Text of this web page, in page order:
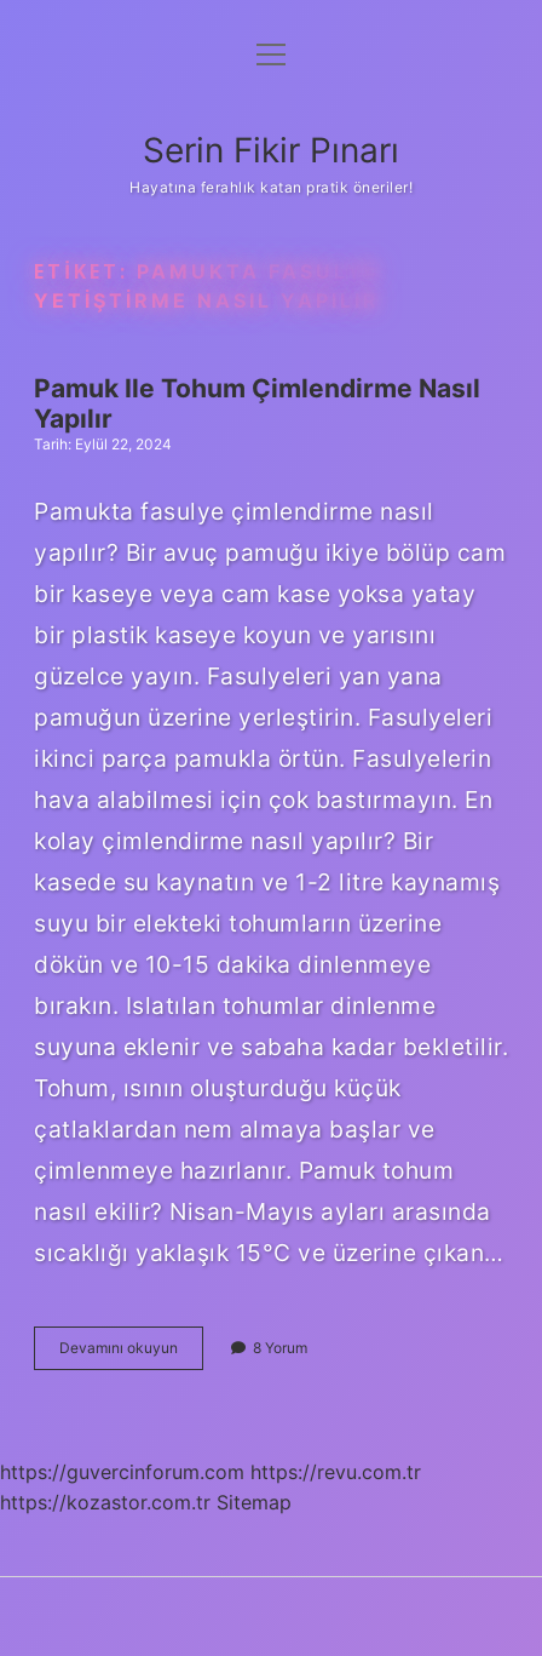
Gizlilik Politikası
Yasal Uyarı
menüyü
Serin Fikir Pınarı
Hayatına ferahlık katan pratik öneriler!
ETIKET: PAMUKTA FASULYE
YETIŞTIRME NASIL YAPILIR
Pamuk Ile Tohum Çimlendirme Nasıl
Yapılır
Tarih: Eylül 22, 2024
Pamukta fasulye çimlendirme nasıl
yapılır? Bir avuç pamuğu ikiye bölüp cam
bir kaseye veya cam kase yoksa yatay
bir plastik kaseye koyun ve yarısını
güzelce yayın. Fasulyeleri yan yana
pamuğun üzerine yerleştirin. Fasulyeleri
ikinci parça pamukla örtün. Fasulyelerin
hava alabilmesi için çok bastırmayın. En
kolay çimlendirme nasıl yapılır? Bir
kasede su kaynatın ve 1-2 litre kaynamış
suyu bir elekteki tohumların üzerine
dökün ve 10-15 dakika dinlenmeye
bırakın. Islatılan tohumlar dinlenme
suyuna eklenir ve sabaha kadar bekletilir.
Tohum, ısının oluşturduğu küçük
çatlaklardan nem almaya başlar ve
çimlenmeye hazırlanır. Pamuk tohum
nasıl ekilir? Nisan-Mayıs ayları arasında
sıcaklığı yaklaşık 15°C ve üzerine çıkan…
Devamını okuyun
Ile
8 Yorum
https://guvercinforum.com https://revu.com.tr
https://kozastor.com.tr Sitemap